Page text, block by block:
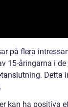
på flera
15-åringarna i de
Detta
kan ha positiva